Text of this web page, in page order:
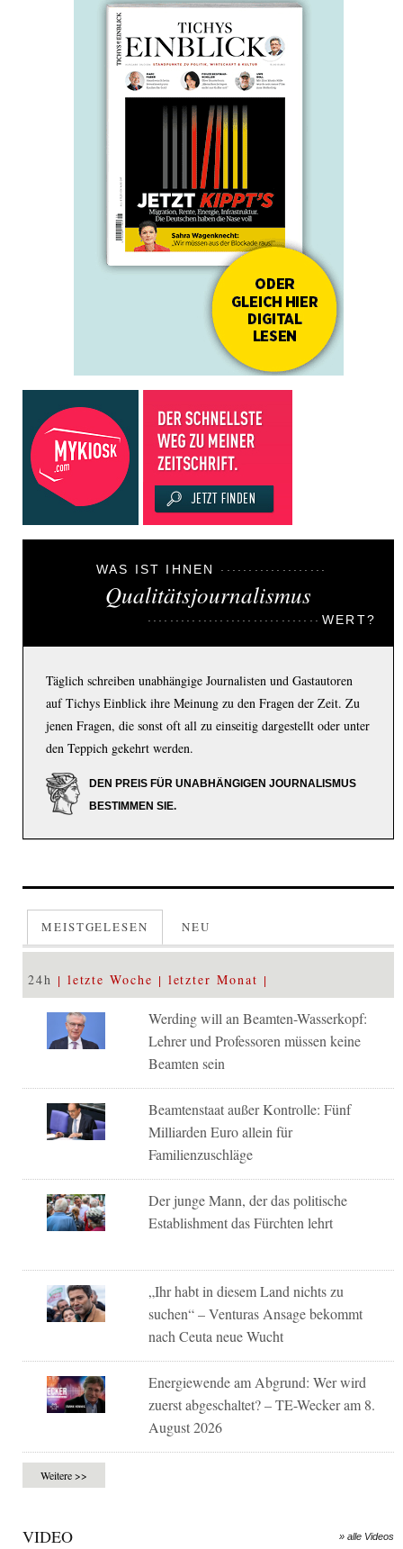
WAS IST IHNEN
Qualitätsjournalismus
WERT?
Täglich schreiben unabhängige Journalisten und Gastautoren
auf Tichys Einblick ihre Meinung zu den Fragen der Zeit. Zu
jenen Fragen, die sonst oft all zu einseitig dargestellt oder unter
den Teppich gekehrt werden.
DEN PREIS FÜR UNABHÄNGIGEN JOURNALISMUS
BESTIMMEN SIE.
MEISTGELESEN NEU
24h letzte Woche letzter Monat
Werding will an Beamten-Wasserkopf:
Lehrer und Professoren müssen keine
Beamten sein
Beamtenstaat außer Kontrolle: Fünf
Milliarden Euro allein für
Familienzuschläge
Der junge Mann, der das politische
Establishment das Fürchten lehrt
„Ihr habt in diesem Land nichts zu
suchen“ – Venturas Ansage bekommt
nach Ceuta neue Wucht
Energiewende am Abgrund: Wer wird
zuerst abgeschaltet? – TE-Wecker am 8.
August 2026
Weitere >>
VIDEO » alle Videos